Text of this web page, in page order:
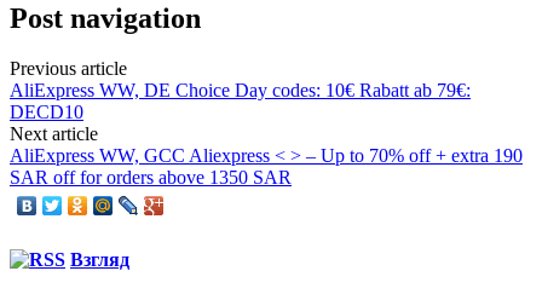
Post navigation
Previous article
AliExpress WW, DE Choice Day codes: 10€ Rabatt ab 79€:
DECD10
Next article
AliExpress WW, GCC Aliexpress < > – Up to 70% off + extra 190
SAR off for orders above 1350 SAR
Взгляд